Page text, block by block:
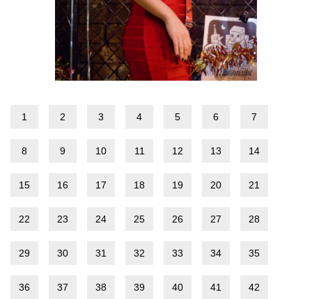
1 2 3 4 5 6 7
8 9 10 11 12 13 14
15 16 17 18 19 20 21
22 23 24 25 26 27 28
29 30 31 32 33 34 35
36 37 38 39 40 41 42